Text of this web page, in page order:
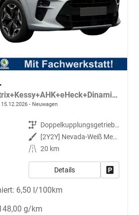
1.5 eTSI DSG Matrix+Kessy+AHK+eHeck+Dinamica+CarPlay+eHeck+GV5
15.12.2026 Neuwagen
Getriebe
Doppelkupplungsgetriebe (DSG)
Außenfarbe
[2Y2Y] Nevada-Weiß Metallic
Kilometerstand 20 km
Details
6,50 l/100km
g/km